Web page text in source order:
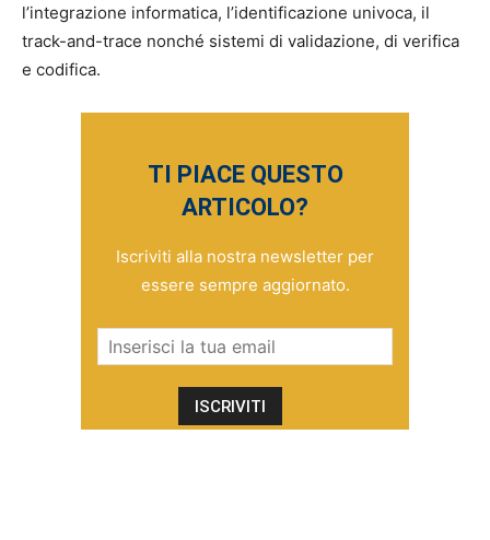
l’integrazione informatica, l’identificazione univoca, il
track-and-trace nonché sistemi di validazione, di verifica
e codifica.
TI PIACE QUESTO
ARTICOLO?
Iscriviti alla nostra newsletter per
essere sempre aggiornato.